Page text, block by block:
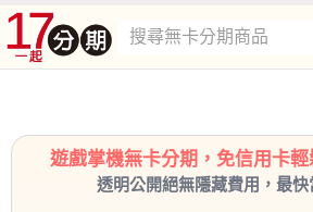
遊戲掌機無卡分期，免信用卡
透明公開絕無隱藏費用，最快